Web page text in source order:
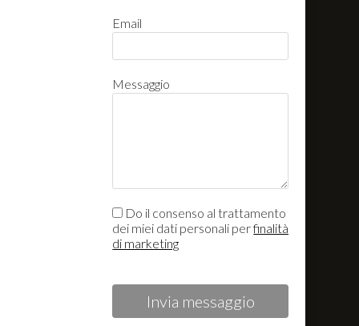
Email
Messaggio
Do il consenso al trattamento
dei miei dati personali perfinalità
di marketing
Invia messaggio